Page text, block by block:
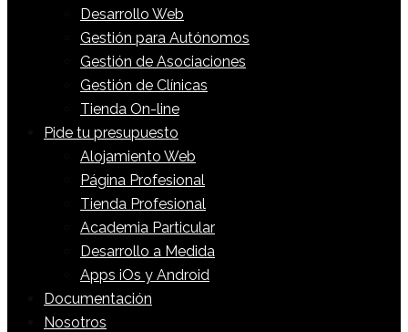
Desarrollo Web
Gestión para Autónomos
Gestión de Asociaciones
Gestión de Clínicas
Tienda On-line
Pide tu presupuesto
Alojamiento Web
Página Profesional
Tienda Profesional
Academia Particular
Desarrollo a Medida
Apps iOs y Android
Documentación
Nosotros